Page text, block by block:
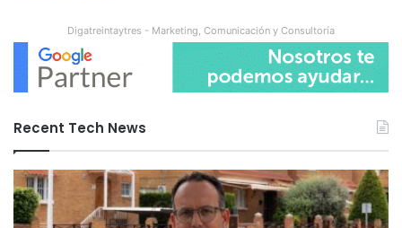
Digatreintaytres - Marketing, Comunicación y Consultoría
Recent Tech News